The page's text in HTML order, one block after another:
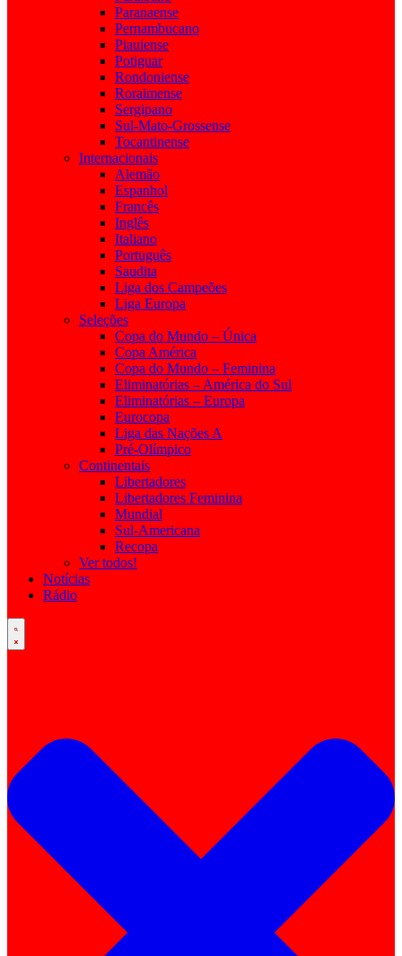
Paranaense
Pernambucano
Piauiense
Potiguar
Rondoniense
Roraimense
Sergipano
Sul-Mato-Grossense
Tocantinense
Internacionais
Alemão
Espanhol
Francês
Inglês
Italiano
Português
Saudita
Liga dos Campeões
Liga Europa
Seleções
Copa do Mundo – Única
Copa América
Copa do Mundo – Feminina
Eliminatórias – América do Sul
Eliminatórias – Europa
Eurocopa
Liga das Nações A
Pré-Olímpico
Continentais
Libertadores
Libertadores Feminina
Mundial
Sul-Americana
Recopa
Ver todos!
Notícias
Rádio